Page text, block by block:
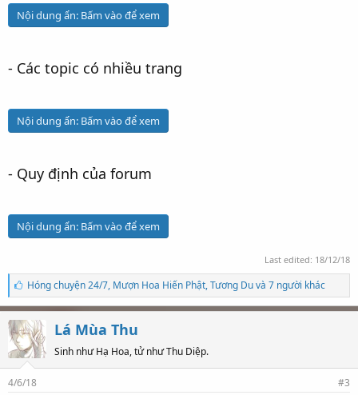
Nội dung ẩn: Bấm vào để xem
- Các topic có nhiều trang
Nội dung ẩn: Bấm vào để xem
- Quy định của forum
Nội dung ẩn: Bấm vào để xem
Last edited: 18/12/18
S
ố
l
ư
ợ
t
t
í
Hóng chuyện 24/7, Mượn Hoa Hiến Phật,Tương Du và 7 người khác
Lá Mùa Thu
Sinh như Hạ Hoa, tử như Thu Diệp.
4/6/18 #3